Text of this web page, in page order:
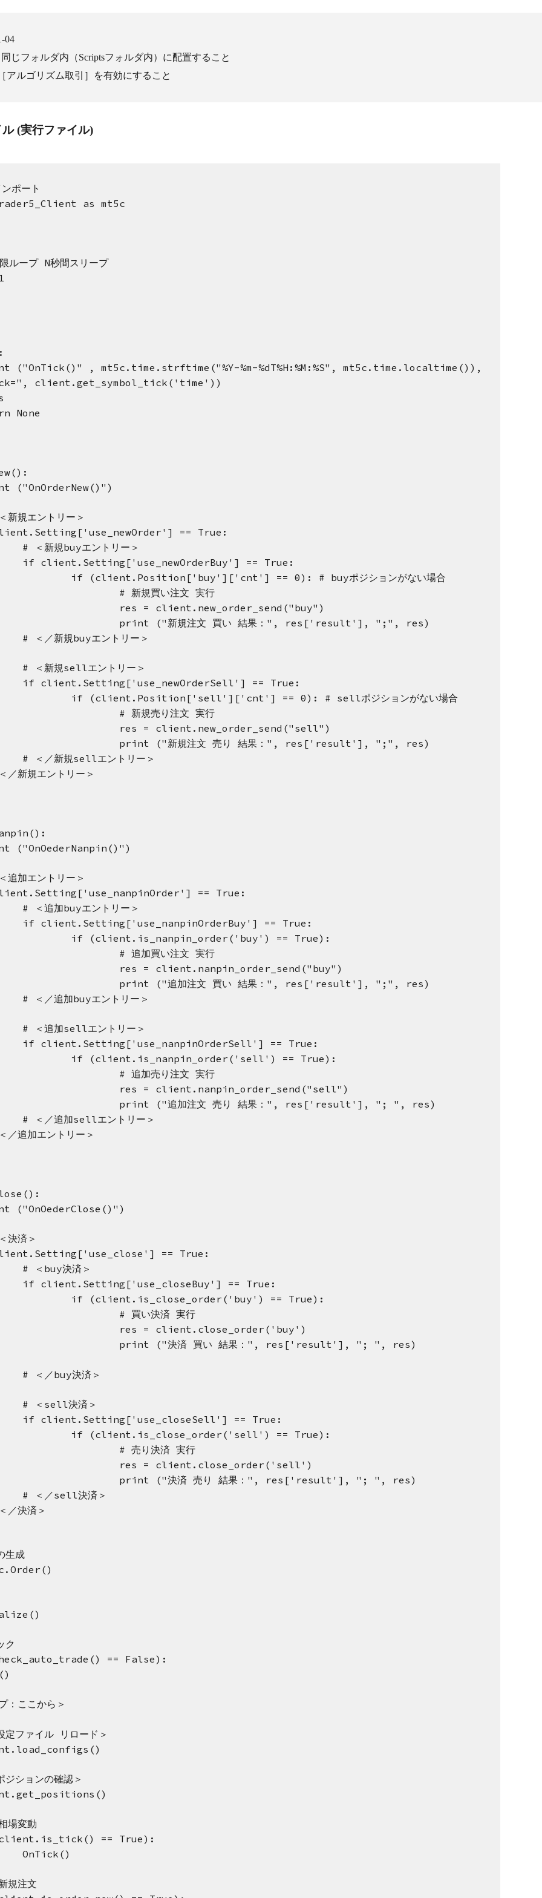
04
じフォルダ内（Scriptsフォルダ内）に配置すること
アルゴリズム取引］を有効にすること
(実行ファイル)
ポート
as mt5c
ープ N秒間スリープ
("OnTick()" , mt5c.time.strftime("%Y-%m-%dT%H:%M:%S", mt5c.time.localtime()),
client.get_symbol_tick('time'))
None
("OnOrderNew()")
規エントリー＞
== True:
# ＜新規buyエントリー＞
if client.Setting['use_newOrderBuy'] == True:
if (client.Position['buy']['cnt'] == 0): # buyポジションがない場合
# 新規買い注文 実行
res = client.new_order_send("buy")
print ("新規注文 買い 結果：", res['result'], ";", res)
# ＜／新規buyエントリー＞
# ＜新規sellエントリー＞
if client.Setting['use_newOrderSell'] == True:
if (client.Position['sell']['cnt'] == 0): # sellポジションがない場合
# 新規売り注文 実行
res = client.new_order_send("sell")
print ("新規注文 売り 結果：", res['result'], ";", res)
# ＜／新規sellエントリー＞
新規エントリー＞
("OnOederNanpin()")
加エントリー＞
== True:
# ＜追加buyエントリー＞
if client.Setting['use_nanpinOrderBuy'] == True:
if (client.is_nanpin_order('buy') == True):
# 追加買い注文 実行
res = client.nanpin_order_send("buy")
print ("追加注文 買い 結果：", res['result'], ";", res)
# ＜／追加buyエントリー＞
# ＜追加sellエントリー＞
if client.Setting['use_nanpinOrderSell'] == True:
if (client.is_nanpin_order('sell') == True):
# 追加売り注文 実行
res = client.nanpin_order_send("sell")
print ("追加注文 売り 結果：", res['result'], "; ", res)
# ＜／追加sellエントリー＞
追加エントリー＞
("OnOederClose()")
済＞
== True:
# ＜buy決済＞
if client.Setting['use_closeBuy'] == True:
if (client.is_close_order('buy') == True):
# 買い決済 実行
res = client.close_order('buy')
print ("決済 買い 結果：", res['result'], "; ", res)
# ＜／buy決済＞
# ＜sell決済＞
if client.Setting['use_closeSell'] == True:
if (client.is_close_order('sell') == True):
# 売り決済 実行
res = client.close_order('sell')
print ("決済 売り 結果：", res['result'], "; ", res)
# ＜／sell決済＞
決済＞
生成
ク
== False):
ここから＞
ファイル リロード＞
ションの確認＞
変動
== True):
OnTick()
注文